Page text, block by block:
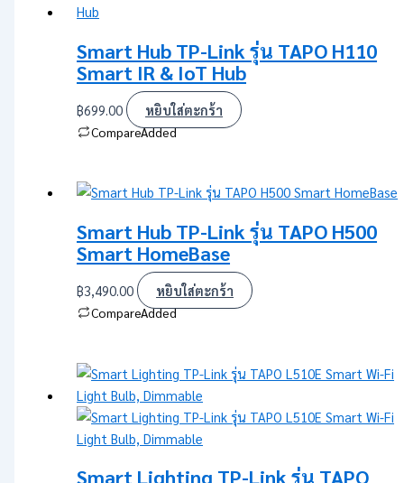
Smart Hub TP-Link รุ่น TAPO H110
Smart IR & IoT Hub
฿699.00 หยิบใส่ตะกร้า
CompareAdded
Smart Hub TP-Link รุ่น TAPO H500
Smart HomeBase
฿3,490.00 หยิบใส่ตะกร้า
CompareAdded
Smart Lighting TP-Link รุ่น TAPO